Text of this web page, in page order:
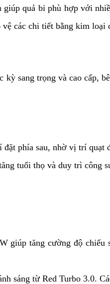
quả bi phù hợp với
các chi tiết bằng kim loại
sang trọng và cao cấp,
phía sau, nhờ vị trí quạt
tuổi thọ và duy trì công
tăng cường độ chiếu
sáng từ Red Turbo 3.0.